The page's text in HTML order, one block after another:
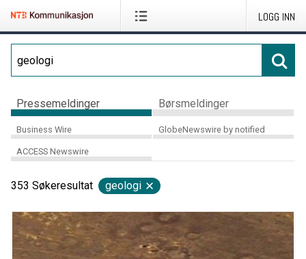
LOGG INN
Pressemeldinger Børsmeldinger
Business Wire GlobeNewswire by notified
ACCESS Newswire
353 Søkeresultat geologi